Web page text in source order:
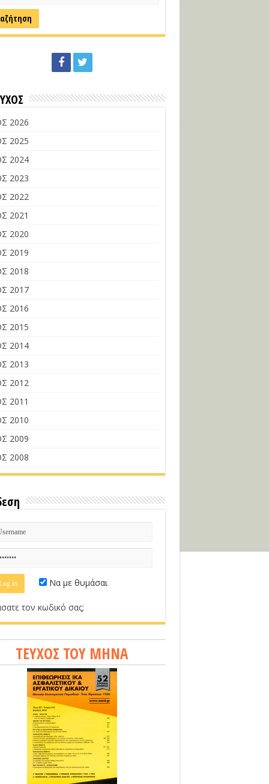
2026
2025
2024
2023
2022
2021
2020
2019
2018
2017
2016
2015
2014
2013
2012
2011
2010
2009
2008
Να με θυμάσαι
τον κωδικό σας;
ΤΕΥΧΟΣ ΤΟΥ ΜΗΝΑ